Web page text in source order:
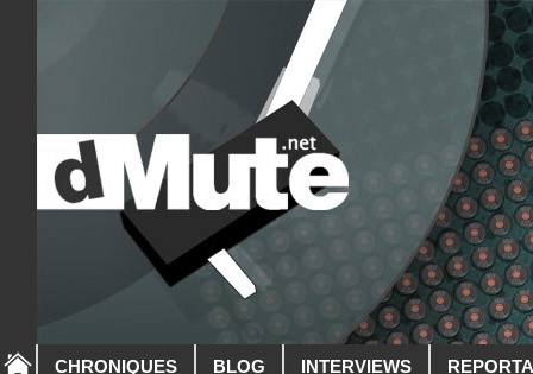
CHRONIQUES BLOG INTERVIEWS